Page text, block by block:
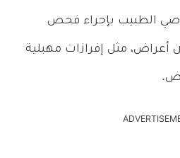
الطبيب بإجراء فحص
أعراض، مثل إفرازات مهبلية